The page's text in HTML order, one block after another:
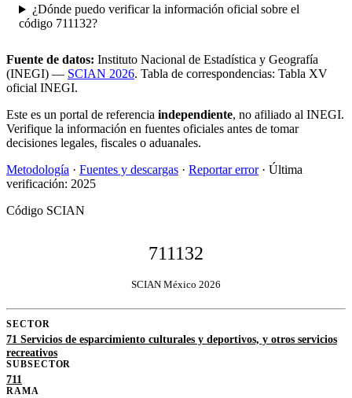
¿Dónde puedo verificar la información oficial sobre el
código 711132?
Fuente de datos: Instituto Nacional de Estadística y Geografía
(INEGI) — SCIAN 2026. Tabla de correspondencias: Tabla XV
oficial INEGI.
Este es un portal de referencia independiente, no afiliado al INEGI.
Verifique la información en fuentes oficiales antes de tomar
decisiones legales, fiscales o aduanales.
Metodología · Fuentes y descargas · Reportar error· Última
verificación: 2025
Código SCIAN
711132
SCIAN México 2026
SECTOR
71 Servicios de esparcimiento culturales y deportivos, y otros servicios
recreativos
SUBSECTOR
711
RAMA